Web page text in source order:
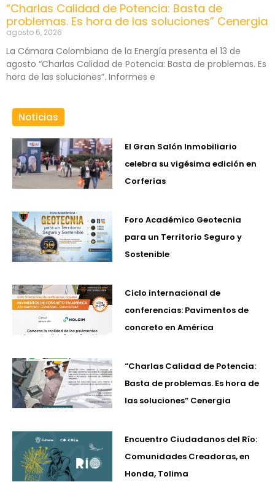
“Charlas Calidad de Potencia: Basta de
problemas. Es hora de las soluciones” Cenergia
agosto 6, 2026
La Cámara Colombiana de la Energía presenta el 13 de
agosto “Charlas Calidad de Potencia: Basta de problemas. Es
hora de las soluciones”. Informes e
Noticias
El Gran Salón Inmobiliario
celebra su vigésima edición en
Corferias
Foro Académico Geotecnia
para un Territorio Seguro y
Sostenible
Ciclo internacional de
conferencias: Pavimentos de
concreto en América
“Charlas Calidad de Potencia:
Basta de problemas. Es hora de
las soluciones” Cenergia
Encuentro Ciudadanos del Río:
Comunidades Creadoras, en
Honda, Tolima